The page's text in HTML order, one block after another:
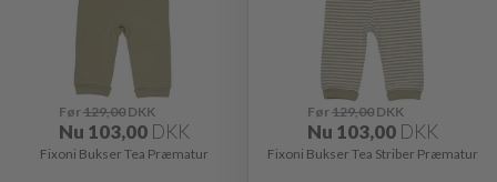
Før129,00DKK
Nu 103,00 DKK
Fixoni Bukser Tea Præmatur
Før129,00 DKK
Nu 103,00 DKK
Fixoni Bukser Tea Striber Præmatur